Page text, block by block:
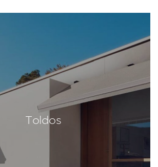
Toldos